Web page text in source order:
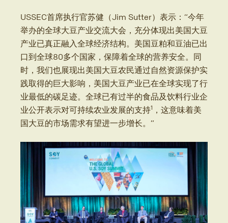
USSEC首席执行官苏健（Jim Sutter）表示：“今年
举办的全球大豆产业交流大会，充分体现出美国大豆
产业已真正融入全球经济结构。美国豆粕和豆油已出
口到全球80多个国家，保障着全球的营养安全。同
时，我们也展现出美国大豆农民通过自然资源保护实
践取得的巨大影响，美国大豆产业已在全球实现了行
业最低的碳足迹。全球已有过半的食品及饮料行业企
业公开表示对可持续农业发展的支持1 ，这意味着美
国大豆的市场需求有望进一步增长。”